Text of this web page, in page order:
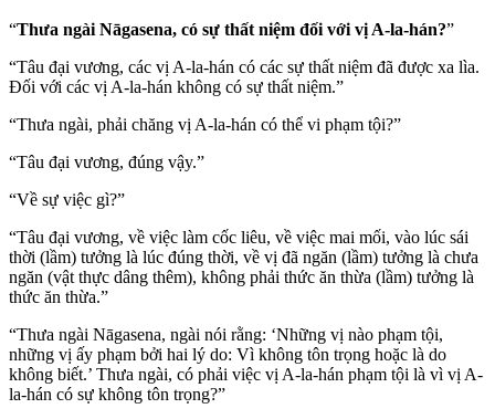
“Thưa ngài Nāgasena, có sự thất niệm đối với vị A-la-hán?”
“Tâu đại vương, các vị A-la-hán có các sự thất niệm đã được xa lìa.
Đối với các vị A-la-hán không có sự thất niệm.”
“Thưa ngài, phải chăng vị A-la-hán có thể vi phạm tội?”
“Tâu đại vương, đúng vậy.”
“Về sự việc gì?”
“Tâu đại vương, về việc làm cốc liêu, về việc mai mối, vào lúc sái
thời (lầm) tưởng là lúc đúng thời, về vị đã ngăn (lầm) tưởng là chưa
ngăn (vật thực dâng thêm), không phải thức ăn thừa (lầm) tưởng là
thức ăn thừa.”
“Thưa ngài Nāgasena, ngài nói rằng: ‘Những vị nào phạm tội,
những vị ấy phạm bởi hai lý do: Vì không tôn trọng hoặc là do
không biết.’ Thưa ngài, có phải việc vị A-la-hán phạm tội là vì vị A-
la-hán có sự không tôn trọng?”